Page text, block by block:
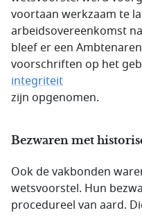
voortaan werkzaam te
arbeidsovereenkomst
bleef er een
voorschriften op het
integriteit
zijn opgenomen.
Bezwaren met
Ook de vakbonden
wetsvoorstel. Hun
procedureel van aard.